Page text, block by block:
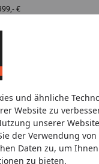
und ähnliche
Website zu
unserer
der Verwendung von
Daten zu, um
zu bieten.
€